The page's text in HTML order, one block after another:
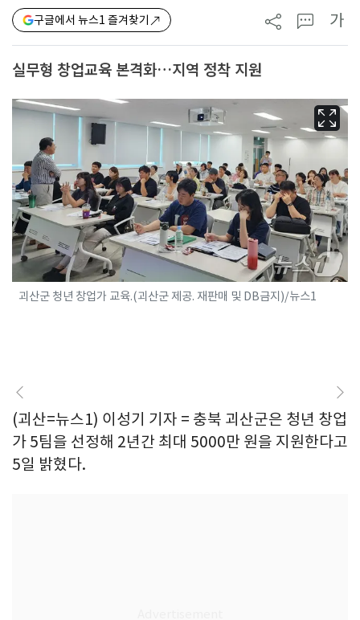
구글에서 뉴스1 즐겨찾기 가
실무형 창업교육 본격화…지역 정착 지원
괴산군 청년 창업가 교육.(괴산군 제공. 재판매 및 DB금지)/뉴스1
(괴산=뉴스1) 이성기 기자 = 충북 괴산군은 청년 창업
가 5팀을 선정해 2년간 최대 5000만 원을 지원한다고
5일 밝혔다.